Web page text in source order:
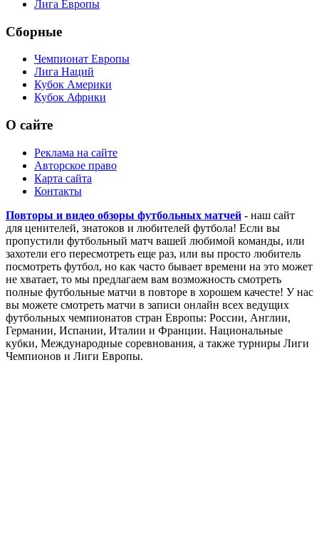
Лига Европы
Сборные
Чемпионат Европы
Лига Наций
Кубок Америки
Кубок Африки
О сайте
Реклама на сайте
Авторское право
Карта сайта
Контакты
Повторы и видео обзоры футбольных матчей - наш сайт
для ценителей, знатоков и любителей футбола! Если вы
пропустили футбольный матч вашей любимой команды, или
захотели его пересмотреть еще раз, или вы просто любитель
посмотреть футбол, но как часто бывает времени на это может
не хватает, то мы предлагаем вам возможность смотреть
полные футбольные матчи в повторе в хорошем качесте! У нас
вы можете смотреть матчи в записи онлайн всех ведущих
футбольных чемпионатов стран Европы: России, Англии,
Германии, Испании, Италии и Франции. Национальные
кубки, Международные соревнования, а также турниры Лиги
Чемпионов и Лиги Европы.